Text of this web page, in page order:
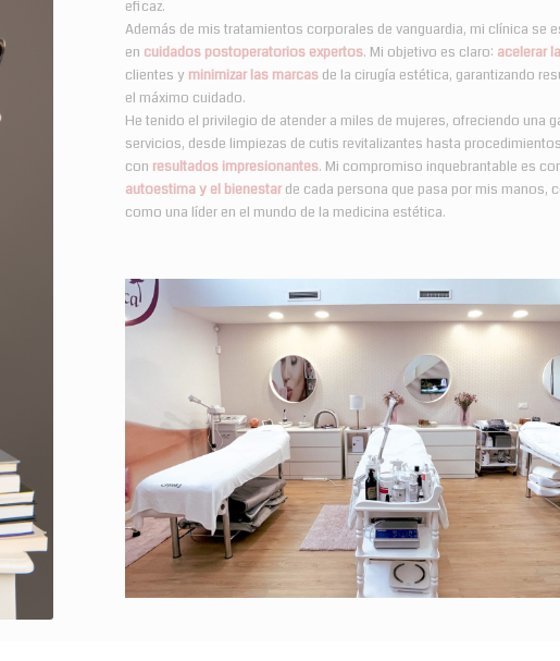
eficaz.
Además de mis tratamientos corporales de vanguardia, mi clínica se
en cuidados postoperatorios expertos. Mi objetivo es claro: acelerar
clientes y minimizar las marcas de la cirugía estética, garantizando
el máximo cuidado.
He tenido el privilegio de atender a miles de mujeres, ofreciendo una
servicios, desde limpiezas de cutis revitalizantes hasta
con resultados impresionantes. Mi compromiso inquebrantable es
autoestima y el bienestarde cada persona que pasa por mis manos,
como una líder en el mundo de la medicina estética.